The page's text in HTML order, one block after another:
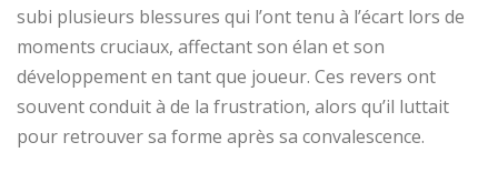
subi plusieurs blessures qui l’ont tenu à l’écart lors de
moments cruciaux, affectant son élan et son
développement en tant que joueur. Ces revers ont
souvent conduit à de la frustration, alors qu’il luttait
pour retrouver sa forme après sa convalescence.